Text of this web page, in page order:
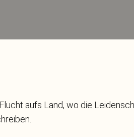
aufs Land, wo die